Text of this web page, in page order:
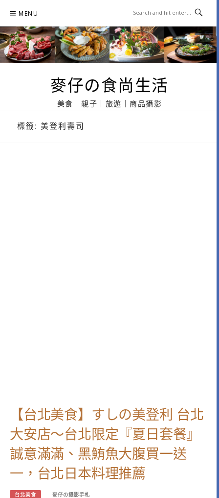
content
MENU
麥仔の食尚生活
美食｜親子｜旅遊｜商品攝影
標籤: 美登利壽司
【台北美食】すしの美登利 台北
大安店～台北限定『夏日套餐』
誠意滿滿、黑鮪魚大腹買一送
一，台北日本料理推薦
台北美食 麥仔の攝影手札